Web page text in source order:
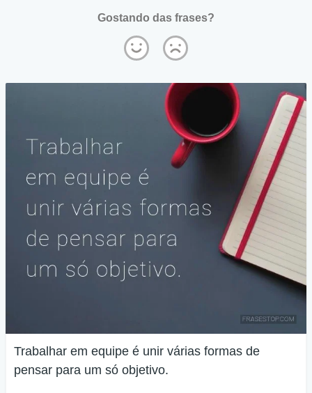
Gostando das frases?
Trabalhar em equipe é unir várias formas de
pensar para um só objetivo.